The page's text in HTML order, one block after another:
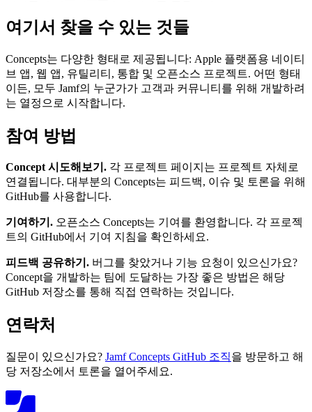
여기서 찾을 수 있는 것들
Concepts는 다양한 형태로 제공됩니다: Apple 플랫폼용 네이티
브 앱, 웹 앱, 유틸리티, 통합 및 오픈소스 프로젝트. 어떤 형태
이든, 모두 Jamf의 누군가가 고객과 커뮤니티를 위해 개발하려
는 열정으로 시작합니다.
참여 방법
Concept 시도해보기. 각 프로젝트 페이지는 프로젝트 자체로
연결됩니다. 대부분의 Concepts는 피드백, 이슈 및 토론을 위해
GitHub를 사용합니다.
기여하기. 오픈소스 Concepts는 기여를 환영합니다. 각 프로젝
트의 GitHub에서 기여 지침을 확인하세요.
피드백 공유하기. 버그를 찾았거나 기능 요청이 있으신가요?
Concept을 개발하는 팀에 도달하는 가장 좋은 방법은 해당
GitHub 저장소를 통해 직접 연락하는 것입니다.
연락처
질문이 있으신가요? Jamf Concepts GitHub 조직을 방문하고 해
당 저장소에서 토론을 열어주세요.